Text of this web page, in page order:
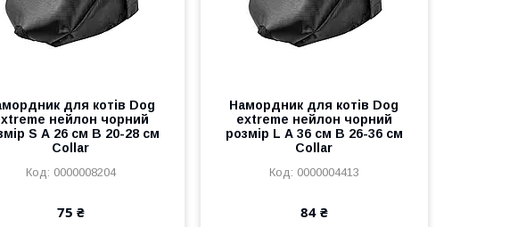
для котів Dog
нейлон чорний
S А 26 см В 20-28 см
Collar
0000008204
75 ₴
Намордник для котів Dog
extreme нейлон чорний
розмір L А 36 см В 26-36 см
Collar
0000004413
84 ₴